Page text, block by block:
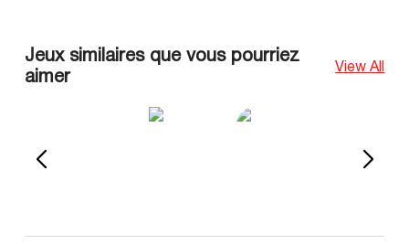
Jeux similaires que vous pourriez
aimer
View All